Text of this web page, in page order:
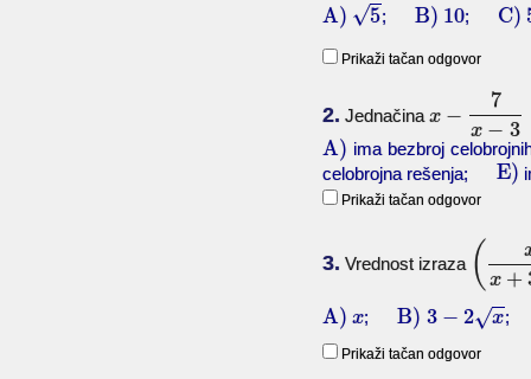
A) 5
√ ; B) 10; C)
Prikaži tačan odgovor
2. Jednačina x −
7
x − 3
A) ima bezbroj
celobrojna rešenja; E)
Prikaži tačan odgovor
3. Vrednost izraza ( x +
A) x; B) 3 − 2 x
√ ;
Prikaži tačan odgovor